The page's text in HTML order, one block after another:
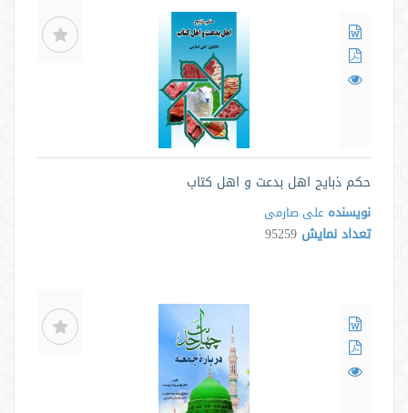
حکم ذبایح اهل بدعت و اهل کتاب
نویسنده علی صارمی
تعداد نمایش 95259